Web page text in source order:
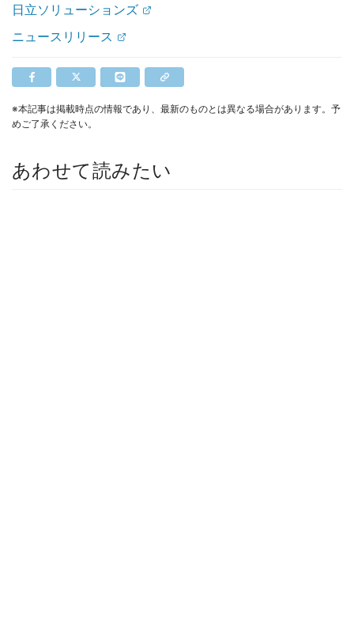
日立ソリューションズ
ニュースリリース
※本記事は掲載時点の情報であり、最新のものとは異なる場合があります。予
めご了承ください。
あわせて読みたい